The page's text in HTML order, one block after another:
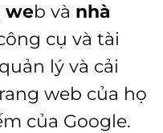
web và nhà
cụ và tài
lý và cải
web của họ
của Google.